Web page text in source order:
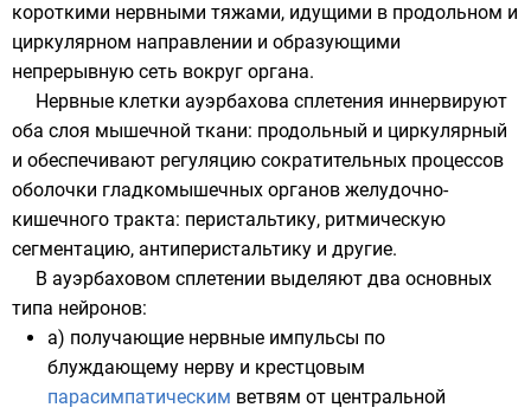
короткими нервными тяжами, идущими в продольном и
циркулярном направлении и образующими
непрерывную сеть вокруг органа.
Нервные клетки ауэрбахова сплетения иннервируют
оба слоя мышечной ткани: продольный и циркулярный
и обеспечивают регуляцию сократительных процессов
оболочки гладкомышечных органов желудочно-
кишечного тракта: перистальтику, ритмическую
сегментацию, антиперистальтику и другие.
В ауэрбаховом сплетении выделяют два основных
типа нейронов:
а) получающие нервные импульсы по
блуждающему нерву и крестцовым
парасимпатическим ветвям от центральной